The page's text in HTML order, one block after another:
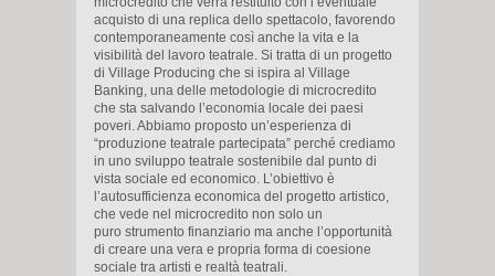
acquisto di una replica dello spettacolo, favorendo
contemporaneamente così anche la vita e la
visibilità del lavoro teatrale. Si tratta di un progetto
di Village Producing che si ispira al Village
Banking, una delle metodologie di microcredito
che sta salvando l’economia locale dei paesi
poveri. Abbiamo proposto un’esperienza di
“produzione teatrale partecipata” perché crediamo
in uno sviluppo teatrale sostenibile dal punto di
vista sociale ed economico. L’obiettivo è
l’autosufficienza economica del progetto artistico,
che vede nel microcredito non solo un
puro strumento finanziario ma anche l’opportunità
di creare una vera e propria forma di coesione
sociale tra artisti e realtà teatrali.